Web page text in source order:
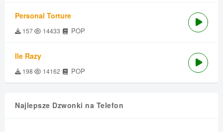
Personal Torture
157 14433 POP
Ile Razy
198 14162 POP
Najlepsze Dzwonki na Telefon